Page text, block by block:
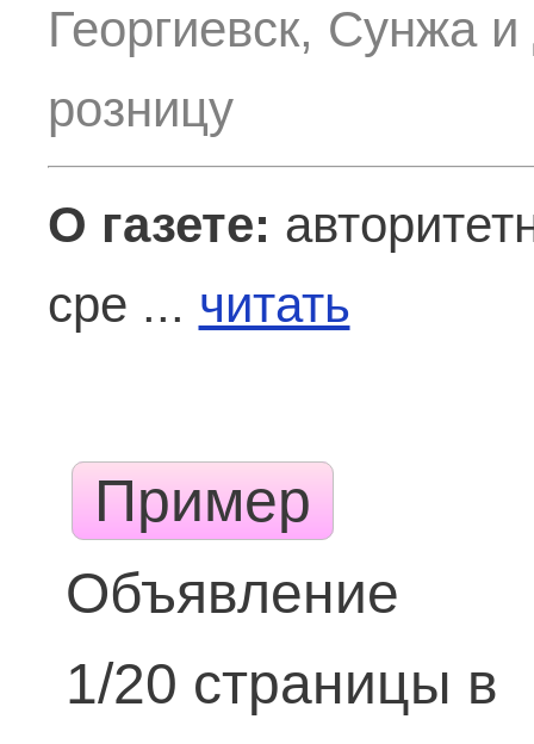
Георгиевск, Сунжа
розницу
О газете:
сре ... читать
Пример
Объявление
1/20 страницы в